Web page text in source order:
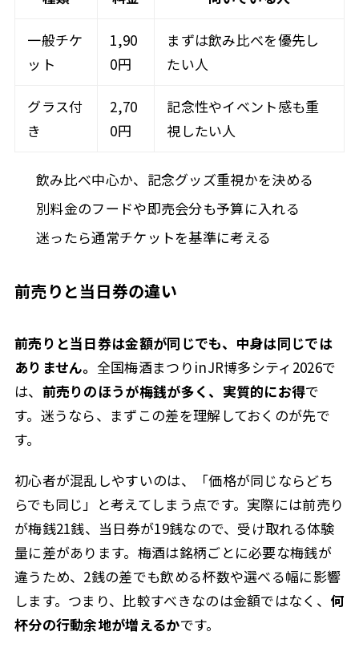
一般チケ
ット
1,90
0円
まずは飲み比べを優先し
たい人
グラス付
き
2,70
0円
記念性やイベント感も重
視したい人
飲み比べ中心か、記念グッズ重視かを決める
別料金のフードや即売会分も予算に入れる
迷ったら通常チケットを基準に考える
前売りと当日券の違い
前売りと当日券は金額が同じでも、中身は同じでは
ありません。 全国梅酒まつりinJR博多シティ2026で
は、 前売りのほうが梅銭が多く、実質的にお得で
す。迷うなら、まずこの差を理解しておくのが先で
す。
初心者が混乱しやすいのは、「価格が同じならどち
らでも同じ」と考えてしまう点です。実際には前売り
が梅銭21銭、当日券が19銭なので、受け取れる体験
量に差があります。梅酒は銘柄ごとに必要な梅銭が
違うため、2銭の差でも飲める杯数や選べる幅に影響
します。つまり、比較すべきなのは金額ではなく、 何
杯分の行動余地が増えるかです。